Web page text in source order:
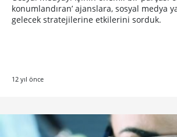
konumlandıran’ ajanslara, sosyal medya
gelecek stratejilerine etkilerini sorduk.
12 yıl önce